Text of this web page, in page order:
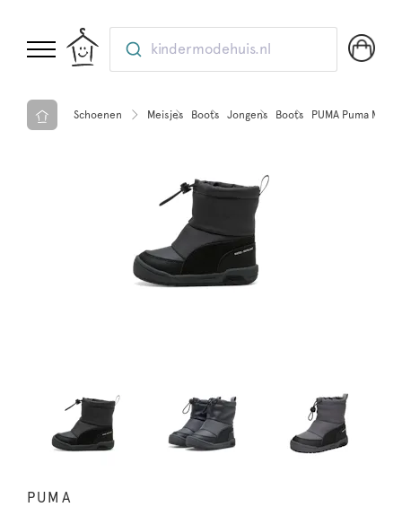
kindermodehuis.nl
Schoenen Meisjes Boots Jongens Boots PUMA Puma
PUMA